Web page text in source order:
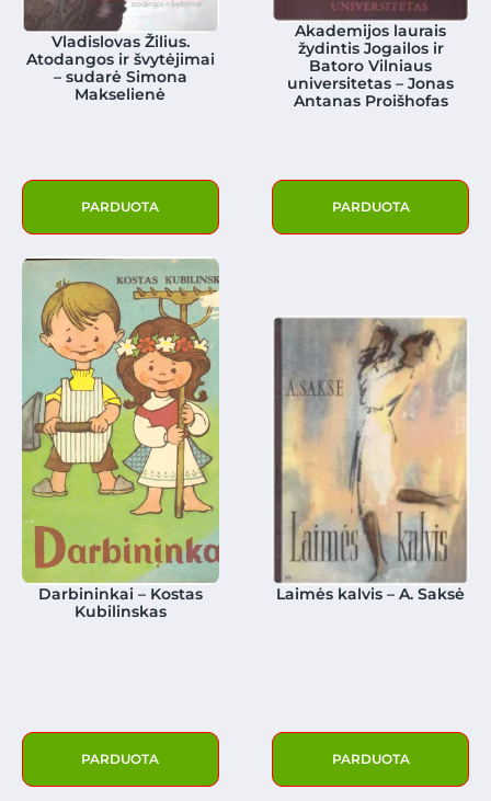
Vladislovas Žilius.
Atodangos ir švytėjimai
– sudarė Simona
Makselienė
PARDUOTA
Akademijos laurais
žydintis Jogailos ir
Batoro Vilniaus
universitetas – Jonas
Antanas Proišhofas
PARDUOTA
Darbininkai – Kostas
Kubilinskas
PARDUOTA
Laimės kalvis – A. Saksė
PARDUOTA